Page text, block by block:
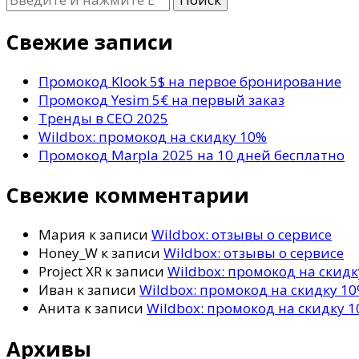
что-
то?
Свежие записи
Промокод Klook 5$ на первое бронирование
Промокод Yesim 5€ на первый заказ
Тренды в СЕО 2025
Wildbox: промокод на скидку 10%
Промокод Marpla 2025 на 10 дней бесплатно
Свежие комментарии
Мария к записи Wildbox: отзывы о сервисе
Honey_W к записи Wildbox: отзывы о сервисе
Project XR к записи Wildbox: промокод на
Иван к записи Wildbox: промокод на скидку
Анита к записи Wildbox: промокод на скидку
Архивы